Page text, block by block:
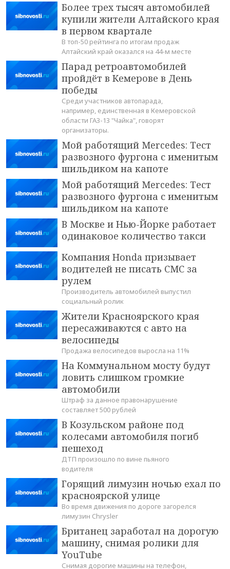
Более трех тысяч автомобилей
купили жители Алтайского края
в первом квартале
В топ-50 рейтинга по итогам продаж
Алтайский край оказался на 44-м месте
Парад ретроавтомобилей
пройдёт в Кемерове в День
победы
Среди участников автопарада,
например, единственная в Кемеровской
области ГАЗ-13 "Чайка", говорят
организаторы.
Мой работящий Mercedes: Тест
развозного фургона с именитым
шильдиком на капоте
Мой работящий Mercedes: Тест
развозного фургона с именитым
шильдиком на капоте
В Москве и Нью-Йорке работает
одинаковое количество такси
Компания Honda призывает
водителей не писать СМС за
рулем
Производитель автомобилей выпустил
социальный ролик
Жители Красноярского края
пересаживаются с авто на
велосипеды
Продажа велосипедов выросла на 11%
На Коммунальном мосту будут
ловить слишком громкие
автомобили
Штраф за данное правонарушение
составляет 500 рублей
В Козульском районе под
колесами автомобиля погиб
пешеход
ДТП произошло по вине пьяного
водителя
Горящий лимузин ночью ехал по
красноярской улице
Во время движения по дороге загорелся
лимузин Chrysler
Британец заработал на дорогую
машину, снимая ролики для
YouTube
Снимая дорогие машины на телефон,